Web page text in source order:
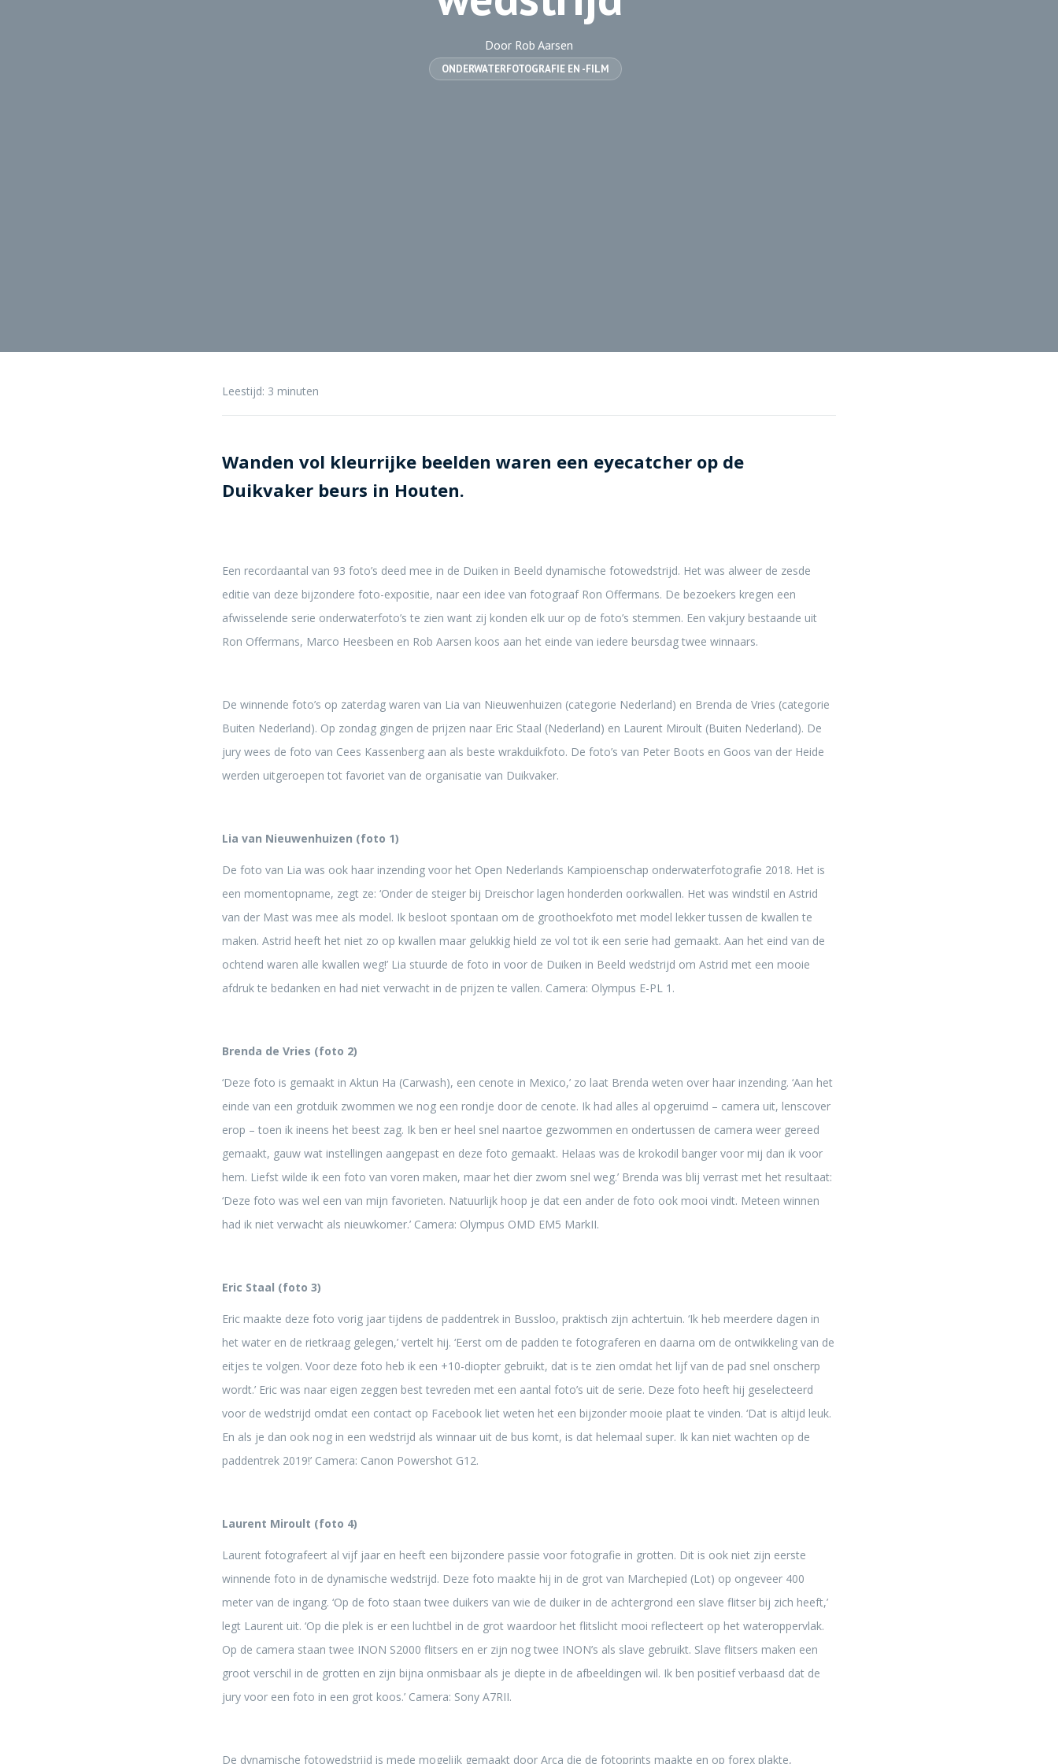
Door Rob Aarsen
ONDERWATERFOTOGRAFIE EN -FILM
Leestijd: 3 minuten
Wanden vol kleurrijke beelden waren een eyecatcher op de
Duikvaker beurs in Houten.
Een recordaantal van 93 foto’s deed mee in de Duiken in Beeld dynamische fotowedstrijd. Het was alweer de zesde
editie van deze bijzondere foto-expositie, naar een idee van fotograaf Ron Offermans. De bezoekers kregen een
afwisselende serie onderwaterfoto’s te zien want zij konden elk uur op de foto’s stemmen. Een vakjury bestaande uit
Ron Offermans, Marco Heesbeen en Rob Aarsen koos aan het einde van iedere beursdag twee winnaars.
De winnende foto’s op zaterdag waren van Lia van Nieuwenhuizen (categorie Nederland) en Brenda de Vries (categorie
Buiten Nederland). Op zondag gingen de prijzen naar Eric Staal (Nederland) en Laurent Miroult (Buiten Nederland). De
jury wees de foto van Cees Kassenberg aan als beste wrakduikfoto. De foto’s van Peter Boots en Goos van der Heide
werden uitgeroepen tot favoriet van de organisatie van Duikvaker.
Lia van Nieuwenhuizen (foto 1)
De foto van Lia was ook haar inzending voor het Open Nederlands Kampioenschap onderwaterfotografie 2018. Het is
een momentopname, zegt ze: ‘Onder de steiger bij Dreischor lagen honderden oorkwallen. Het was windstil en Astrid
van der Mast was mee als model. Ik besloot spontaan om de groothoekfoto met model lekker tussen de kwallen te
maken. Astrid heeft het niet zo op kwallen maar gelukkig hield ze vol tot ik een serie had gemaakt. Aan het eind van de
ochtend waren alle kwallen weg!’ Lia stuurde de foto in voor de Duiken in Beeld wedstrijd om Astrid met een mooie
afdruk te bedanken en had niet verwacht in de prijzen te vallen. Camera: Olympus E-PL 1.
Brenda de Vries (foto 2)
‘Deze foto is gemaakt in Aktun Ha (Carwash), een cenote in Mexico,’ zo laat Brenda weten over haar inzending. ‘Aan het
einde van een grotduik zwommen we nog een rondje door de cenote. Ik had alles al opgeruimd – camera uit, lenscover
erop – toen ik ineens het beest zag. Ik ben er heel snel naartoe gezwommen en ondertussen de camera weer gereed
gemaakt, gauw wat instellingen aangepast en deze foto gemaakt. Helaas was de krokodil banger voor mij dan ik voor
hem. Liefst wilde ik een foto van voren maken, maar het dier zwom snel weg.’ Brenda was blij verrast met het resultaat:
‘Deze foto was wel een van mijn favorieten. Natuurlijk hoop je dat een ander de foto ook mooi vindt. Meteen winnen
had ik niet verwacht als nieuwkomer.’ Camera: Olympus OMD EM5 MarkII.
Eric Staal (foto 3)
Eric maakte deze foto vorig jaar tijdens de paddentrek in Bussloo, praktisch zijn achtertuin. ‘Ik heb meerdere dagen in
het water en de rietkraag gelegen,’ vertelt hij. ‘Eerst om de padden te fotograferen en daarna om de ontwikkeling van de
eitjes te volgen. Voor deze foto heb ik een +10-diopter gebruikt, dat is te zien omdat het lijf van de pad snel onscherp
wordt.’ Eric was naar eigen zeggen best tevreden met een aantal foto’s uit de serie. Deze foto heeft hij geselecteerd
voor de wedstrijd omdat een contact op Facebook liet weten het een bijzonder mooie plaat te vinden. ‘Dat is altijd leuk.
En als je dan ook nog in een wedstrijd als winnaar uit de bus komt, is dat helemaal super. Ik kan niet wachten op de
paddentrek 2019!’ Camera: Canon Powershot G12.
Laurent Miroult (foto 4)
Laurent fotografeert al vijf jaar en heeft een bijzondere passie voor fotografie in grotten. Dit is ook niet zijn eerste
winnende foto in de dynamische wedstrijd. Deze foto maakte hij in de grot van Marchepied (Lot) op ongeveer 400
meter van de ingang. ‘Op de foto staan twee duikers van wie de duiker in de achtergrond een slave flitser bij zich heeft,’
legt Laurent uit. ‘Op die plek is er een luchtbel in de grot waardoor het flitslicht mooi reflecteert op het wateroppervlak.
Op de camera staan twee INON S2000 flitsers en er zijn nog twee INON’s als slave gebruikt. Slave flitsers maken een
groot verschil in de grotten en zijn bijna onmisbaar als je diepte in de afbeeldingen wil. Ik ben positief verbaasd dat de
jury voor een foto in een grot koos.’ Camera: Sony A7RII.
De dynamische fotowedstrijd is mede mogelijk gemaakt door Arca die de fotoprints maakte en op forex plakte,